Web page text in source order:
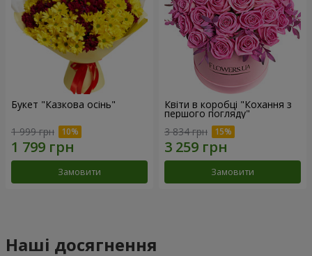
Букет "Казкова осінь"
1 999 грн
Замовити
Квіти в коробці "Кохання з
першого погляду"
3 834 грн
Замовити
Наші досягнення